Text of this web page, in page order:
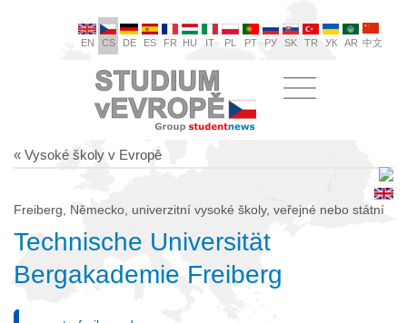
EN CS DE ES FR HU IT PL PT РУ SK TR УК AR 中文
« Vysoké školy v Evropě
Freiberg, Německo, univerzitní vysoké školy, veřejné nebo státní
Technische Universität
Bergakademie Freiberg